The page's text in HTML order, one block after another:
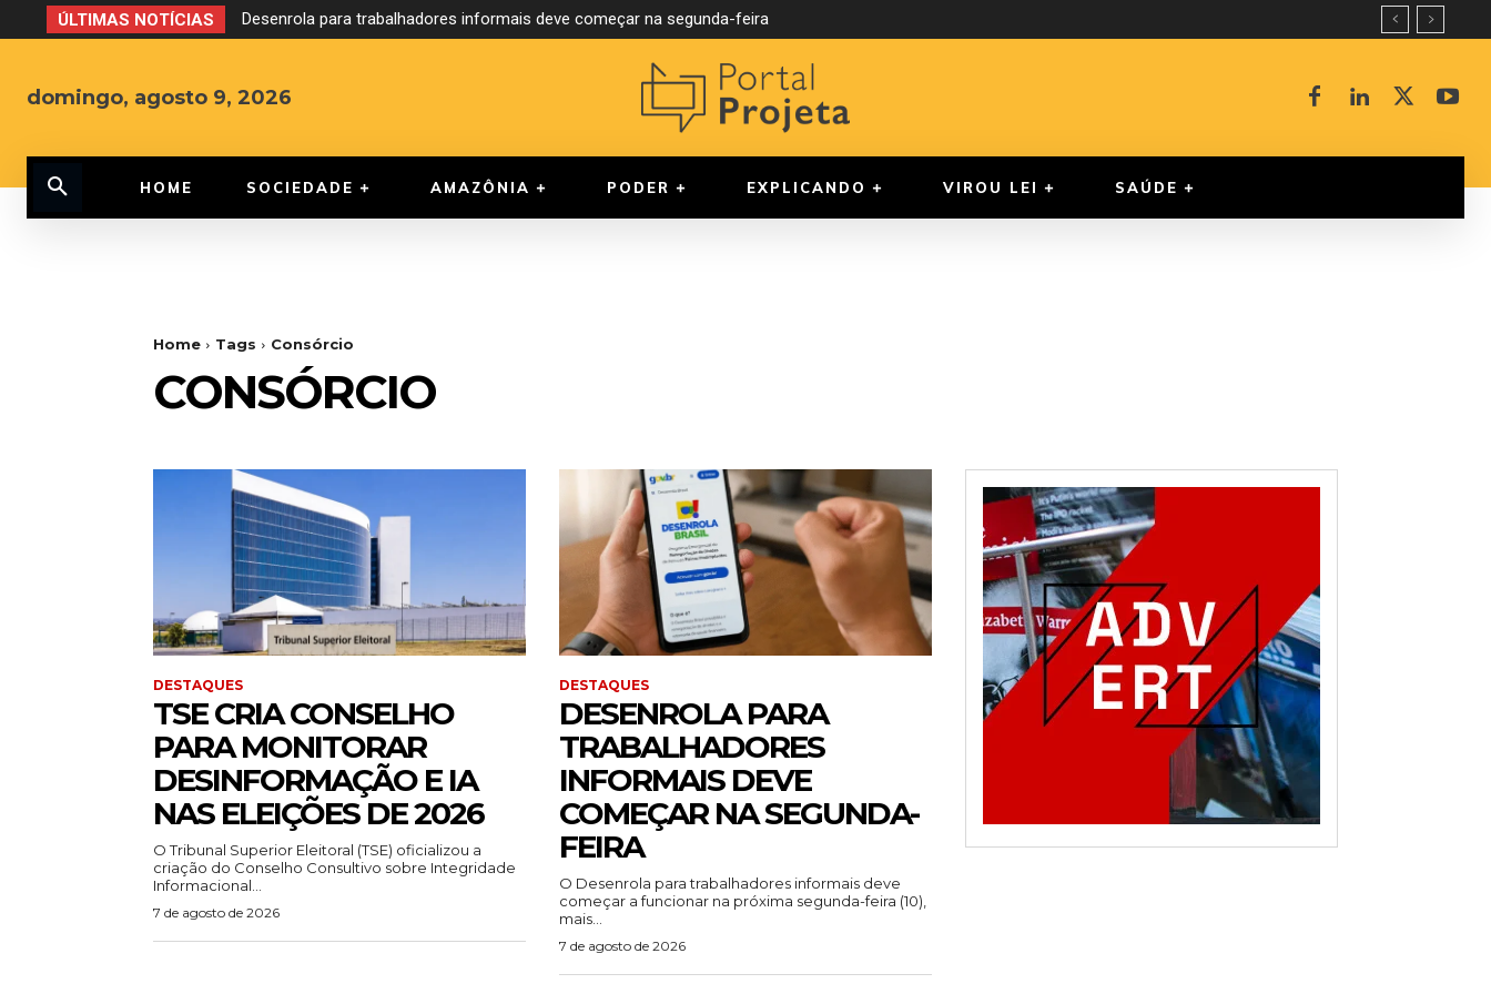
ÚLTIMAS NOTÍCIAS Desenrola para trabalhadores informais deve começar na segunda-feira
domingo, agosto 9, 2026
HOME SOCIEDADE AMAZÔNIA PODER EXPLICANDO VIROU LEI SAÚDE
Home Tags Consórcio
CONSÓRCIO
DESTAQUES
TSE CRIA CONSELHO
PARA MONITORAR
DESINFORMAÇÃO E IA
NAS ELEIÇÕES DE 2026
O Tribunal Superior Eleitoral (TSE) oficializou a
criação do Conselho Consultivo sobre Integridade
Informacional...
7 de agosto de 2026
DESTAQUES
DESENROLA PARA
TRABALHADORES
INFORMAIS DEVE
COMEÇAR NA SEGUNDA-
FEIRA
O Desenrola para trabalhadores informais deve
começar a funcionar na próxima segunda-feira (10),
mais...
7 de agosto de 2026